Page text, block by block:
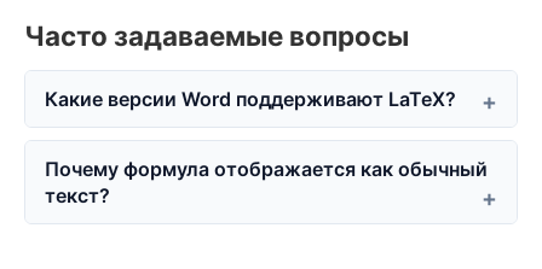
Часто задаваемые вопросы
Какие версии Word поддерживают LaTeX?
Почему формула отображается как обычный
текст?